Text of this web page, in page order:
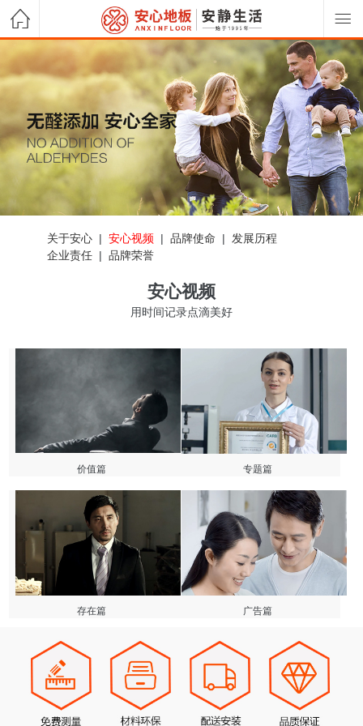
关于安心 |安心视频 |品牌使命 |发展历程
企业责任 |品牌荣誉
安心视频
用时间记录点滴美好
价值篇 专题篇
存在篇 广告篇